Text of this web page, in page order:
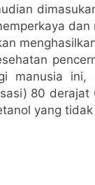
manusia ini,
80
yang